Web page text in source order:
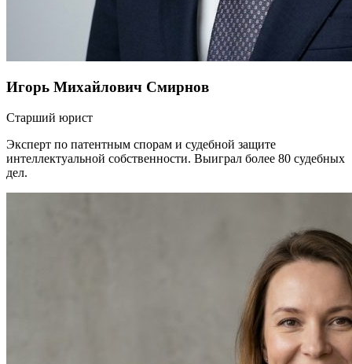
Игорь Михайлович Смирнов
Старший юрист
Эксперт по патентным спорам и судебной защите
интеллектуальной собственности. Выиграл более 80 судебных
дел.